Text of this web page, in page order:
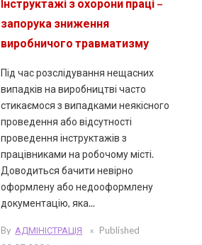
Iнструктажі з охорони праці –
запорука зниження
виробничого травматизму
Під час розслідування нещасних
випадків на виробництві часто
стикаємося з випадками неякісного
проведення або відсутності
проведення інструктажів з
працівниками на робочому місті.
Доводиться бачити невірно
оформлену або недооформлену
документацію, яка...
By АДМІНІСТРАЦІЯ
Published